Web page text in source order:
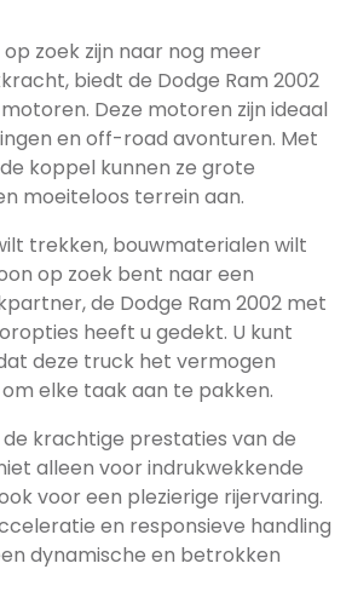
zoek zijn naar nog meer
biedt de Dodge Ram 2002
Deze motoren zijn ideaal
en off-road avonturen. Met
koppel kunnen ze grote
moeiteloos terrein aan.
trekken, bouwmaterialen wilt
op zoek bent naar een
de Dodge Ram 2002 met
heeft u gedekt. U kunt
deze truck het vermogen
elke taak aan te pakken.
krachtige prestaties van de
alleen voor indrukwekkende
voor een plezierige rijervaring.
en responsieve handling
dynamische en betrokken